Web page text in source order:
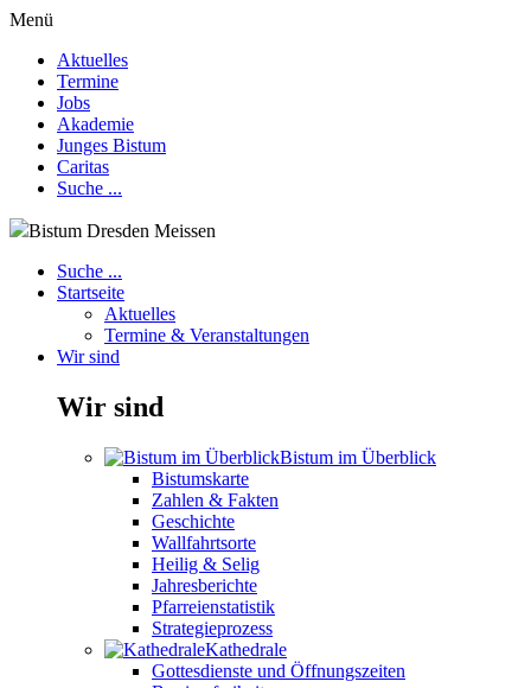
Menü
Aktuelles
Termine
Jobs
Akademie
Junges Bistum
Caritas
Suche ...
Bistum Dresden Meissen
Suche ...
Startseite
Aktuelles
Termine & Veranstaltungen
Wir sind
Wir sind
Bistum im Überblick
Bistumskarte
Zahlen & Fakten
Geschichte
Wallfahrtsorte
Heilig & Selig
Jahresberichte
Pfarreienstatistik
Strategieprozess
Kathedrale
Gottesdienste und Öffnungszeiten